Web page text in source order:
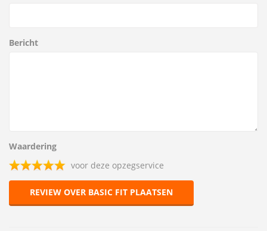
Bericht
Waardering
voor deze opzegservice
REVIEW OVER BASIC FIT PLAATSEN